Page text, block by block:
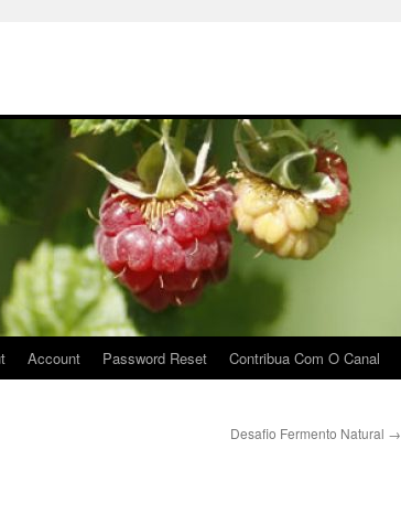
Account Password Reset Contribua Com O Canal
Desafio Fermento Natural →